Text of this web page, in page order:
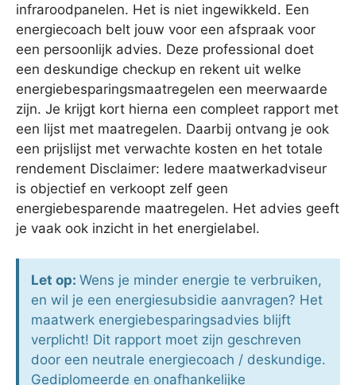
infraroodpanelen. Het is niet ingewikkeld. Een
energiecoach belt jouw voor een afspraak voor
een persoonlijk advies. Deze professional doet
een deskundige checkup en rekent uit welke
energiebesparingsmaatregelen een meerwaarde
zijn. Je krijgt kort hierna een compleet rapport met
een lijst met maatregelen. Daarbij ontvang je ook
een prijslijst met verwachte kosten en het totale
rendement Disclaimer: Iedere maatwerkadviseur
is objectief en verkoopt zelf geen
energiebesparende maatregelen. Het advies geeft
je vaak ook inzicht in het energielabel.
Let op: Wens je minder energie te verbruiken,
en wil je een energiesubsidie aanvragen? Het
maatwerk energiebesparingsadvies blijft
verplicht! Dit rapport moet zijn geschreven
door een neutrale energiecoach / deskundige.
Gediplomeerde en onafhankelijke